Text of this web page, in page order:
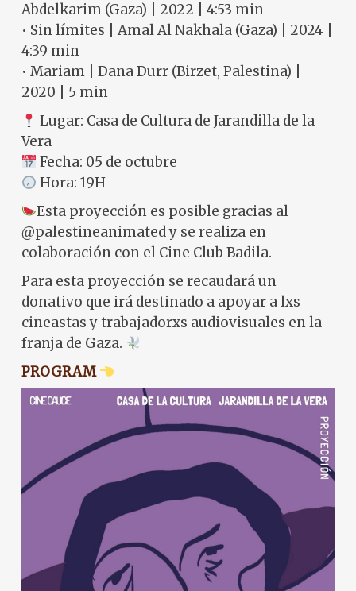
Abdelkarim (Gaza) | 2022 | 4:53 min
• Sin límites | Amal Al Nakhala (Gaza) | 2024 |
4:39 min
• Mariam | Dana Durr (Birzet, Palestina) |
2020 | 5 min
Lugar: Casa de Cultura de Jarandilla de la
Vera
Fecha: 05 de octubre
Hora: 19H
Esta proyección es posible gracias al
@palestineanimated y se realiza en
colaboración con el Cine Club Badila.
Para esta proyección se recaudará un
donativo que irá destinado a apoyar a lxs
cineastas y trabajadorxs audiovisuales en la
franja de Gaza.
PROGRAM